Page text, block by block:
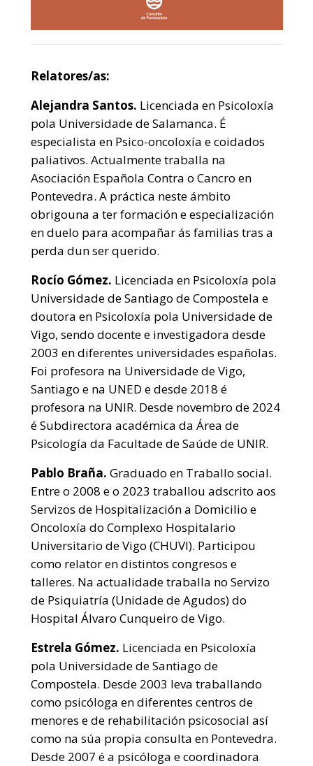
Relatores/as:
Alejandra Santos. Licenciada en Psicoloxía
pola Universidade de Salamanca. É
especialista en Psico-oncoloxía e coidados
paliativos. Actualmente traballa na
Asociación Española Contra o Cancro en
Pontevedra. A práctica neste ámbito
obrigouna a ter formación e especialización
en duelo para acompañar ás familias tras a
perda dun ser querido.
Rocío Gómez. Licenciada en Psicoloxía pola
Universidade de Santiago de Compostela e
doutora en Psicoloxía pola Universidade de
Vigo, sendo docente e investigadora desde
2003 en diferentes universidades españolas.
Foi profesora na Universidade de Vigo,
Santiago e na UNED e desde 2018 é
profesora na UNIR. Desde novembro de 2024
é Subdirectora académica da Área de
Psicología da Facultade de Saúde de UNIR.
Pablo Braña. Graduado en Traballo social.
Entre o 2008 e o 2023 traballou adscrito aos
Servizos de Hospitalización a Domicilio e
Oncoloxía do Complexo Hospitalario
Universitario de Vigo (CHUVI). Participou
como relator en distintos congresos e
talleres. Na actualidade traballa no Servizo
de Psiquiatría (Unidade de Agudos) do
Hospital Álvaro Cunqueiro de Vigo.
Estrela Gómez. Licenciada en Psicoloxía
pola Universidade de Santiago de
Compostela. Desde 2003 leva traballando
como psicóloga en diferentes centros de
menores e de rehabilitación psicosocial así
como na súa propia consulta en Pontevedra.
Desde 2007 é a psicóloga e coordinadora